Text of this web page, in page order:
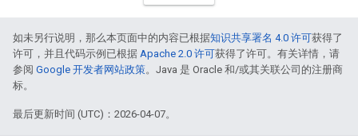
如未另行说明，那么本页面中的内容已根据知识共享署名 4.0 许可获得了
许可，并且代码示例已根据 Apache 2.0 许可获得了许可。有关详情，请
参阅 Google 开发者网站政策。Java 是 Oracle 和/或其关联公司的注册商
标。
最后更新时间 (UTC)：2026-04-07。